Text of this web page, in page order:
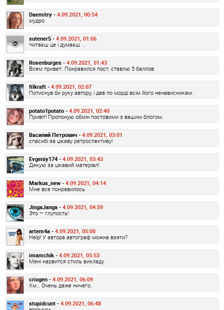
Daemitry - 4.09.2021, 00:54
мудро
sutener5 - 4.09.2021, 01:06
Читаєш це і думаєш ...
Rosenburges - 4.09.2021, 01:43
Всем привет. Понравился пост, ставлю 5 баллов.
filkraft - 4.09.2021, 02:07
Потиснув би руку автору, і дав по морді всім його ненависникам.
potato1potato - 4.09.2021, 02:40
Привіт! Пропоную обмін постовими з вашим блогом.
Василий Петрович - 4.09.2021, 03:01
спасибі за цікаву ретроспективу!
Evgeniy174 - 4.09.2021, 03:43
Дякую за цікавий матеріал!
Markus_new - 4.09.2021, 04:14
Мне все понравилось
JingaJanga - 4.09.2021, 04:59
Это — глупость!
artem4a - 4.09.2021, 05:00
Help! У автора автограф можна взяти?
imamchik - 4.09.2021, 05:53
Мені нарвится стиль викладу
criogen - 4.09.2021, 06:09
Хм… Очень даже ничего.
stupidcunt - 4.09.2021, 06:48